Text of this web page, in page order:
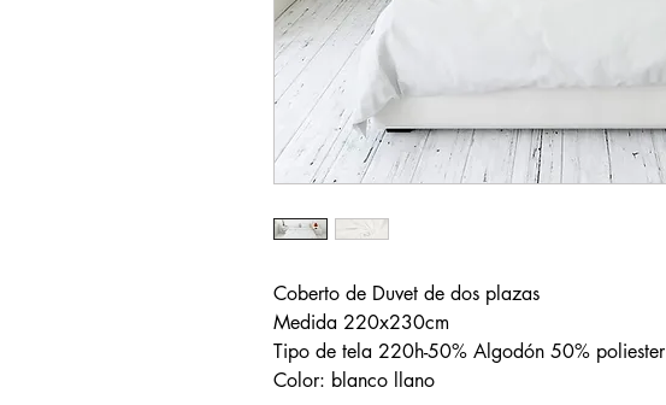
Coberto de Duvet de dos plazas
Medida 220x230cm
Tipo de tela 220h-50% Algodón 50% poliester
Color: blanco llano